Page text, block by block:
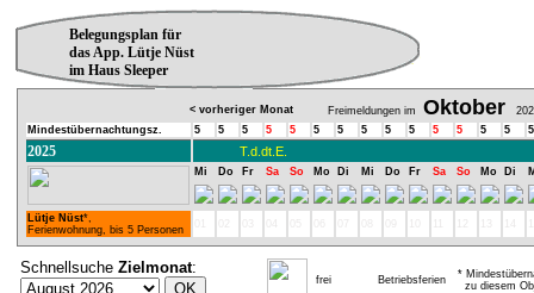
Belegungsplan für
das App. Lütje Nüst
im Haus Sleeper
< vorheriger Monat Freimeldungen im Oktober
Mindestübernachtungsz.
5 5 5 5 5 5 5 5 5 5 5 5 5 5 5
2025 T.d.dt.E.
Mi Do Fr Sa So Mo Di Mi Do Fr Sa So Mo Di
Lütje Nüst*,
Ferienwohnung, bis 5 Personen
Schnellsuche Zielmonat:
frei Betriebsferien
*
zu diesem